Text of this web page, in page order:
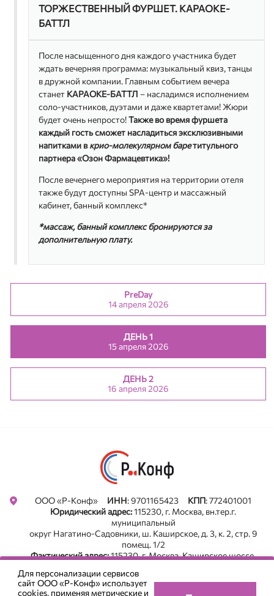
Сергей Еськин
Директор по развитию ФК Пульс, Директор
маркетингового союза Созвездие
Аделя Кальметьева
Генеральный директор, АС Фармленд
Заместитель генерального директора по коммерции, ЦВ
Протек
Александр Малахов
Директор по слияниям и поглощениям, Аптечная сеть
36,6
Сергей Мещан
Директор головного офиса, Гармония здоровья
Собственник, Генеральный директор, Рязанская
Вадим Раньшиков
директор по развитию бизнеса Группы компаний
"АРТЭС"
Финансовый директор, Ригла ЦВ Протек
Андрей Ткаченко
Директор коммерческих продуктов, Группа компаний
ТОРЖЕСТВЕННЫЙ ФУРШЕТ. КАРАОКЕ-
БАТТЛ
После насыщенного дня каждого участника будет
ждать вечерняя программа: музыкальный квиз, танцы
в дружной компании. Главным событием вечера
станет КАРАОКЕ-БАТТЛ – насладимся исполнением
соло-участников, дуэтами и даже квартетами! Жюри
будет очень непросто!Также во время фуршета
каждый гость сможет насладиться эксклюзивными
напитками вкрио-молекулярном баретитульного
партнера «Озон Фармацевтика»!
После вечернего мероприятия на территории отеля
также будут доступны SPA-центр и массажный
кабинет, банный комплекс*
*массаж, банный комплекс бронируются за
дополнительную плату.
PreDay
14 апреля 2026
ДЕНЬ 1
15 апреля 2026
ДЕНЬ 2
16 апреля 2026
ООО «Р-Конф» ИНН: 9701165423 КПП: 772401001
Юридический адрес:115230, г. Москва, вн.тер.г.
муниципальный
округ Нагатино-Садовники, ш. Каширское, д. 3, к. 2, стр. 9
помещ. 1/2
Фактический адрес:115230, г. Москва, Каширское шоссе,
+7 (495) 785-22-05
Все новости в Телеграм. Подписаться
Для персонализации сервисов
сайт ООО «Р-Конф» использует
cookies, применяя метрические и